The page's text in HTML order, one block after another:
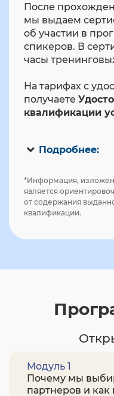
После
мы выдаем
об участии в
спикеров. В
часы
На тарифах с
получаете
квалификации
Подробнее:
*Информация,
является
от содержания
квалификации.
Модуль 1
Почему мы
партнеров и